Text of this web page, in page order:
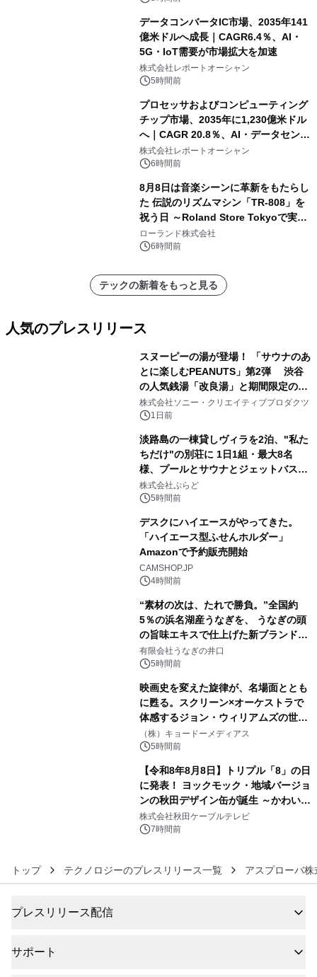
データコンバータIC市場、2035年141
億米ドルへ成長｜CAGR6.4％、AI・
5G・IoT需要が市場拡大を加速
株式会社レポートオーシャン
5時間前
プロセッサおよびコンピューティング
チップ市場、2035年に1,230億米ドル
へ｜CAGR 20.8％、AI・データセンタ
ー需要が成長を牽引
株式会社レポートオーシャン
6時間前
8月8日は音楽シーンに革新をもたらし
た 伝説のリズムマシン「TR-808」を
祝う日 ～Roland Store Tokyoで実機
を展示しての 記念キャンペーンを開
催 英国ラジオ「NTS」の 特別プログ
アーティストを フィーチャーしたアニ
メーションを公開～
ローランド株式会社
6時間前
テックの新着をもっと見る
人気のプレスリリース
スヌーピーの湯が登場！ 「サウナのあ
とに楽しむPEANUTS」第2弾 渋谷
の人気銭湯「改良湯」と期間限定のコ
ラボレーション サウナイキタイコラ
ボグッズも発売決定！
株式会社ソニー・クリエイティブプロダクツ
1日前
淡路島の一棟貸しヴィラを2泊、"私た
ちだけ"の別荘に 1日1組・最大8名
様、プールとサウナとジェットバス付
きで Villa Mon Temps AWAJIの連泊
素泊りプラン
株式会社ぷらど
5時間前
デスクにハイエースがやってきた。
「ハイエース型ふせんホルダー」
Amazonで予約販売開始
CAMSHOP.JP
4時間前
“素材の次は、たれで勝負。”全国約
5％の浜名湖産うなぎを、 うなぎの頭
の旨味エキスで仕上げた新ブランド
「井口の誉」誕生
有限会社うなぎの井口
5時間前
映画史を変えた旋律が、名場面ととも
に甦る。スクリーン×オーケストラで
体感するジョン・ウィリアムズの世
界。ジョン・ウィリアムズ：シネマ・
スペクタキュラー・コンサート 開催決
（株）キョードーメディアス
5時間前
【令和8年8月8日】トリプル「8」の日
に発表！ ヨックモック・地域バージョ
ンの秋田デザイン缶が誕生 ～かわいい
秋田犬の子犬と秋田の四季と名所を巡
るパッケージ～ 9月1日(火)秋田県内で
株式会社秋田ケーブルテレビ
7時間前
トップ テクノロジーのプレスリリース一覧 アスプローバ株
プレスリリース配信
サポート